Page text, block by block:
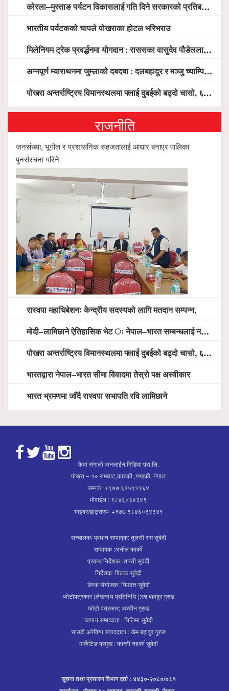
कोरला–मुस्ताङ पर्यटन विकासलाई गति दिने सरकारको प्रतिबद्धता, स्थानीय सरोकारवालासँग व्यापक छलफल
भारतीय पर्यटकको चापले पोखराका होटल भरिभराउ
मिलेनियम ट्रेक प्रवर्द्धनमा योगदान : राससका वासुदेव पौडेललाई ‘मिलेनियम ट्रेक अवार्ड’ प्रदान गरिने
अन्नपूर्ण म्याराथनमा जुम्लाको दबदबा : दलबहादुर र मञ्जु च्याम्पियन, नगदसहित भव्य सम्मान
पोखरा अन्तर्राष्ट्रिय विमानस्थलमा फ्लाई दुबईको बढ्दो चासो, ६ घण्टा लामो प्राविधिक निरीक्षणपछि दैनिक उडानको ढोका खुल्दै
राजनीति
जनसंख्या, भूगोल र प्रशासनिक सहजतालाई आधार बनाएर पालिका
पुनर्संरचना गरिने
रास्वपा महाधिबेशनः केन्द्रीय सदस्यको लागि मतदान सम्पन्न,
मोदी–लामिछाने ऐतिहासिक भेट ः नेपाल–भारत सम्बन्धलाई नयाँ उचाइमा पु¥याउने साझा प्रतिबद्धता
पोखरा अन्तर्राष्ट्रिय विमानस्थलमा फ्लाई दुबईको बढ्दो चासो, ६ घण्टा लामो प्राविधिक निरीक्षणपछि दैनिक उडानको ढोका खुल्दै
भारतद्वारा नेपाल–भारत सीमा विवादमा तेस्रो पक्ष अस्वीकार
भारत भ्रमणमा जाँदै रास्वपा सभापति रवि लामिछाने
फेवा संगालो अनलाईन मिडिया प्रा.लि.
पोखरा – १० रामघाट,कास्की ,गण्डकी, नेपाल
सम्पर्कः +९७७ ६१५९१९६४
मोवाईल : ९८४६०३४३४९
भाइबर/ह्वाट्सएपः +९७७ ९८४६०३४३४९
सन्चालक/ प्रधान सम्पाद्क: तुलसी राम सुबेदी
सम्पादक :अनील कार्की
प्रवन्ध निर्देशक: शान्ती सुवेदी
निर्देशक: बिलक सुवेदी
डेस्क संयोजक: निमदत्त सुवेदी
फोटोपत्रकार (लेखनाथ प्रतिनिधि ):रक्ष बहादुर गुरुङ
फोटो पत्रकार: अश्वीन गुरुङ
जापान सम्बादाता : निलिमा सुवेदी
साउदी अरेविया संवाददाता : खेम बहादुर गुरुङ
मार्केटिङ प्रमुख : कान्ती नहर्की सुवेदी
सूचना तथा प्रसारण विभाग दर्ता : ४४३०-२०८०/०८१